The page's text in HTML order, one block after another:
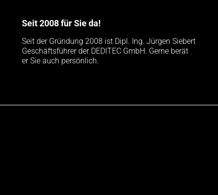
Seit 2008 für Sie da!
Seit der Gründung 2008 ist Dipl. Ing. Jürgen Siebert
Geschäftsführer der DEDITEC GmbH. Gerne berät
er Sie auch persönlich.